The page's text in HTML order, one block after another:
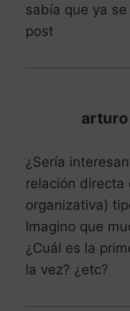
sabía que ya
post
arturo
¿Sería
relación
organizativa)
Imagino que
¿Cuál es la
la vez? ¿etc?